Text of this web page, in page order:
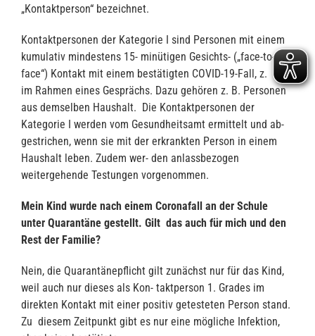
„Kontaktperson“ bezeichnet.
Kontaktpersonen der Kategorie I sind Personen mit einem
kumulativ mindestens 15- minütigen Gesichts- („face-to-
face“) Kontakt mit einem bestätigten COVID-19-Fall, z. B.
im Rahmen eines Gesprächs. Dazu gehören z. B. Personen
aus demselben Haushalt. Die Kontaktpersonen der
Kategorie I werden vom Gesundheitsamt ermittelt und ab-
gestrichen, wenn sie mit der erkrankten Person in einem
Haushalt leben. Zudem wer- den anlassbezogen
weitergehende Testungen vorgenommen.
Mein Kind wurde nach einem Coronafall an der Schule
unter Quarantäne gestellt. Gilt das auch für mich und den
Rest der Familie?
Nein, die Quarantänepflicht gilt zunächst nur für das Kind,
weil auch nur dieses als Kon- taktperson 1. Grades im
direkten Kontakt mit einer positiv getesteten Person stand.
Zu diesem Zeitpunkt gibt es nur eine mögliche Infektion,